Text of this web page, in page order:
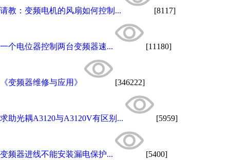
请教：变频电机的风扇如何控制... [8117]
一个电位器控制两台变频器速... [11180]
《变频器维修与应用》 [346222]
求助光耦A3120与A3120V有区别... [5959]
变频器进线不能安装漏电保护... [5400]